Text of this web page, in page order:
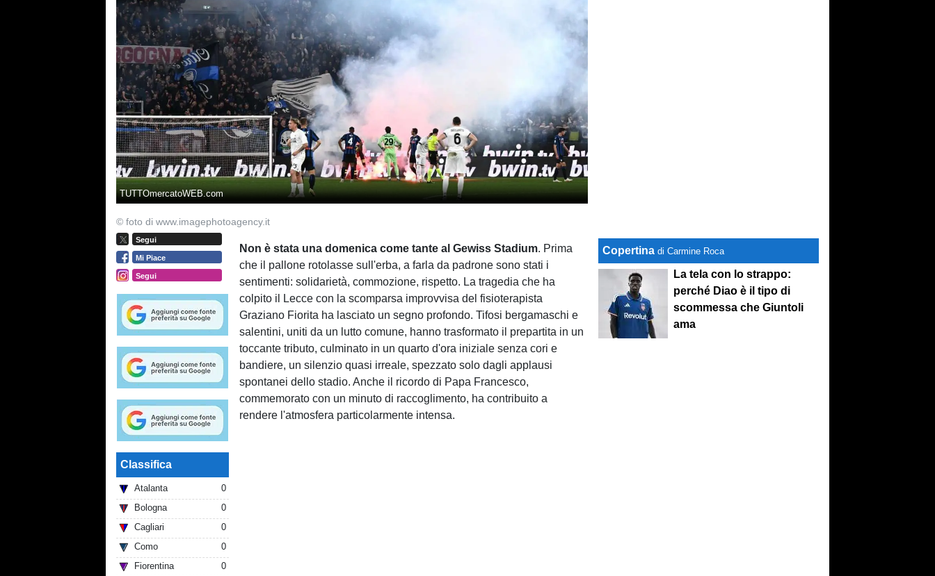
TUTTOmercatoWEB.com
© foto di www.imagephotoagency.it
Segui
Mi Piace
Segui
Classifica
Atalanta
0
Bologna
0
Cagliari
0
Como
0
Fiorentina
0
Non è stata una domenica come tante al Gewiss Stadium. Prima
che il pallone rotolasse sull'erba, a farla da padrone sono stati i
sentimenti: solidarietà, commozione, rispetto. La tragedia che ha
colpito il Lecce con la scomparsa improvvisa del fisioterapista
Graziano Fiorita ha lasciato un segno profondo. Tifosi bergamaschi e
salentini, uniti da un lutto comune, hanno trasformato il prepartita in un
toccante tributo, culminato in un quarto d'ora iniziale senza cori e
bandiere, un silenzio quasi irreale, spezzato solo dagli applausi
spontanei dello stadio. Anche il ricordo di Papa Francesco,
commemorato con un minuto di raccoglimento, ha contribuito a
rendere l'atmosfera particolarmente intensa.
Copertina di Carmine Roca
La tela con lo strappo:
perché Diao è il tipo di
scommessa che Giuntoli
ama